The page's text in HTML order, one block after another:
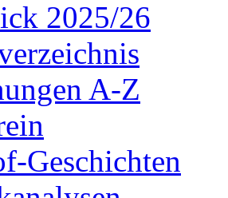
2025/26
A-Z
Geschichten